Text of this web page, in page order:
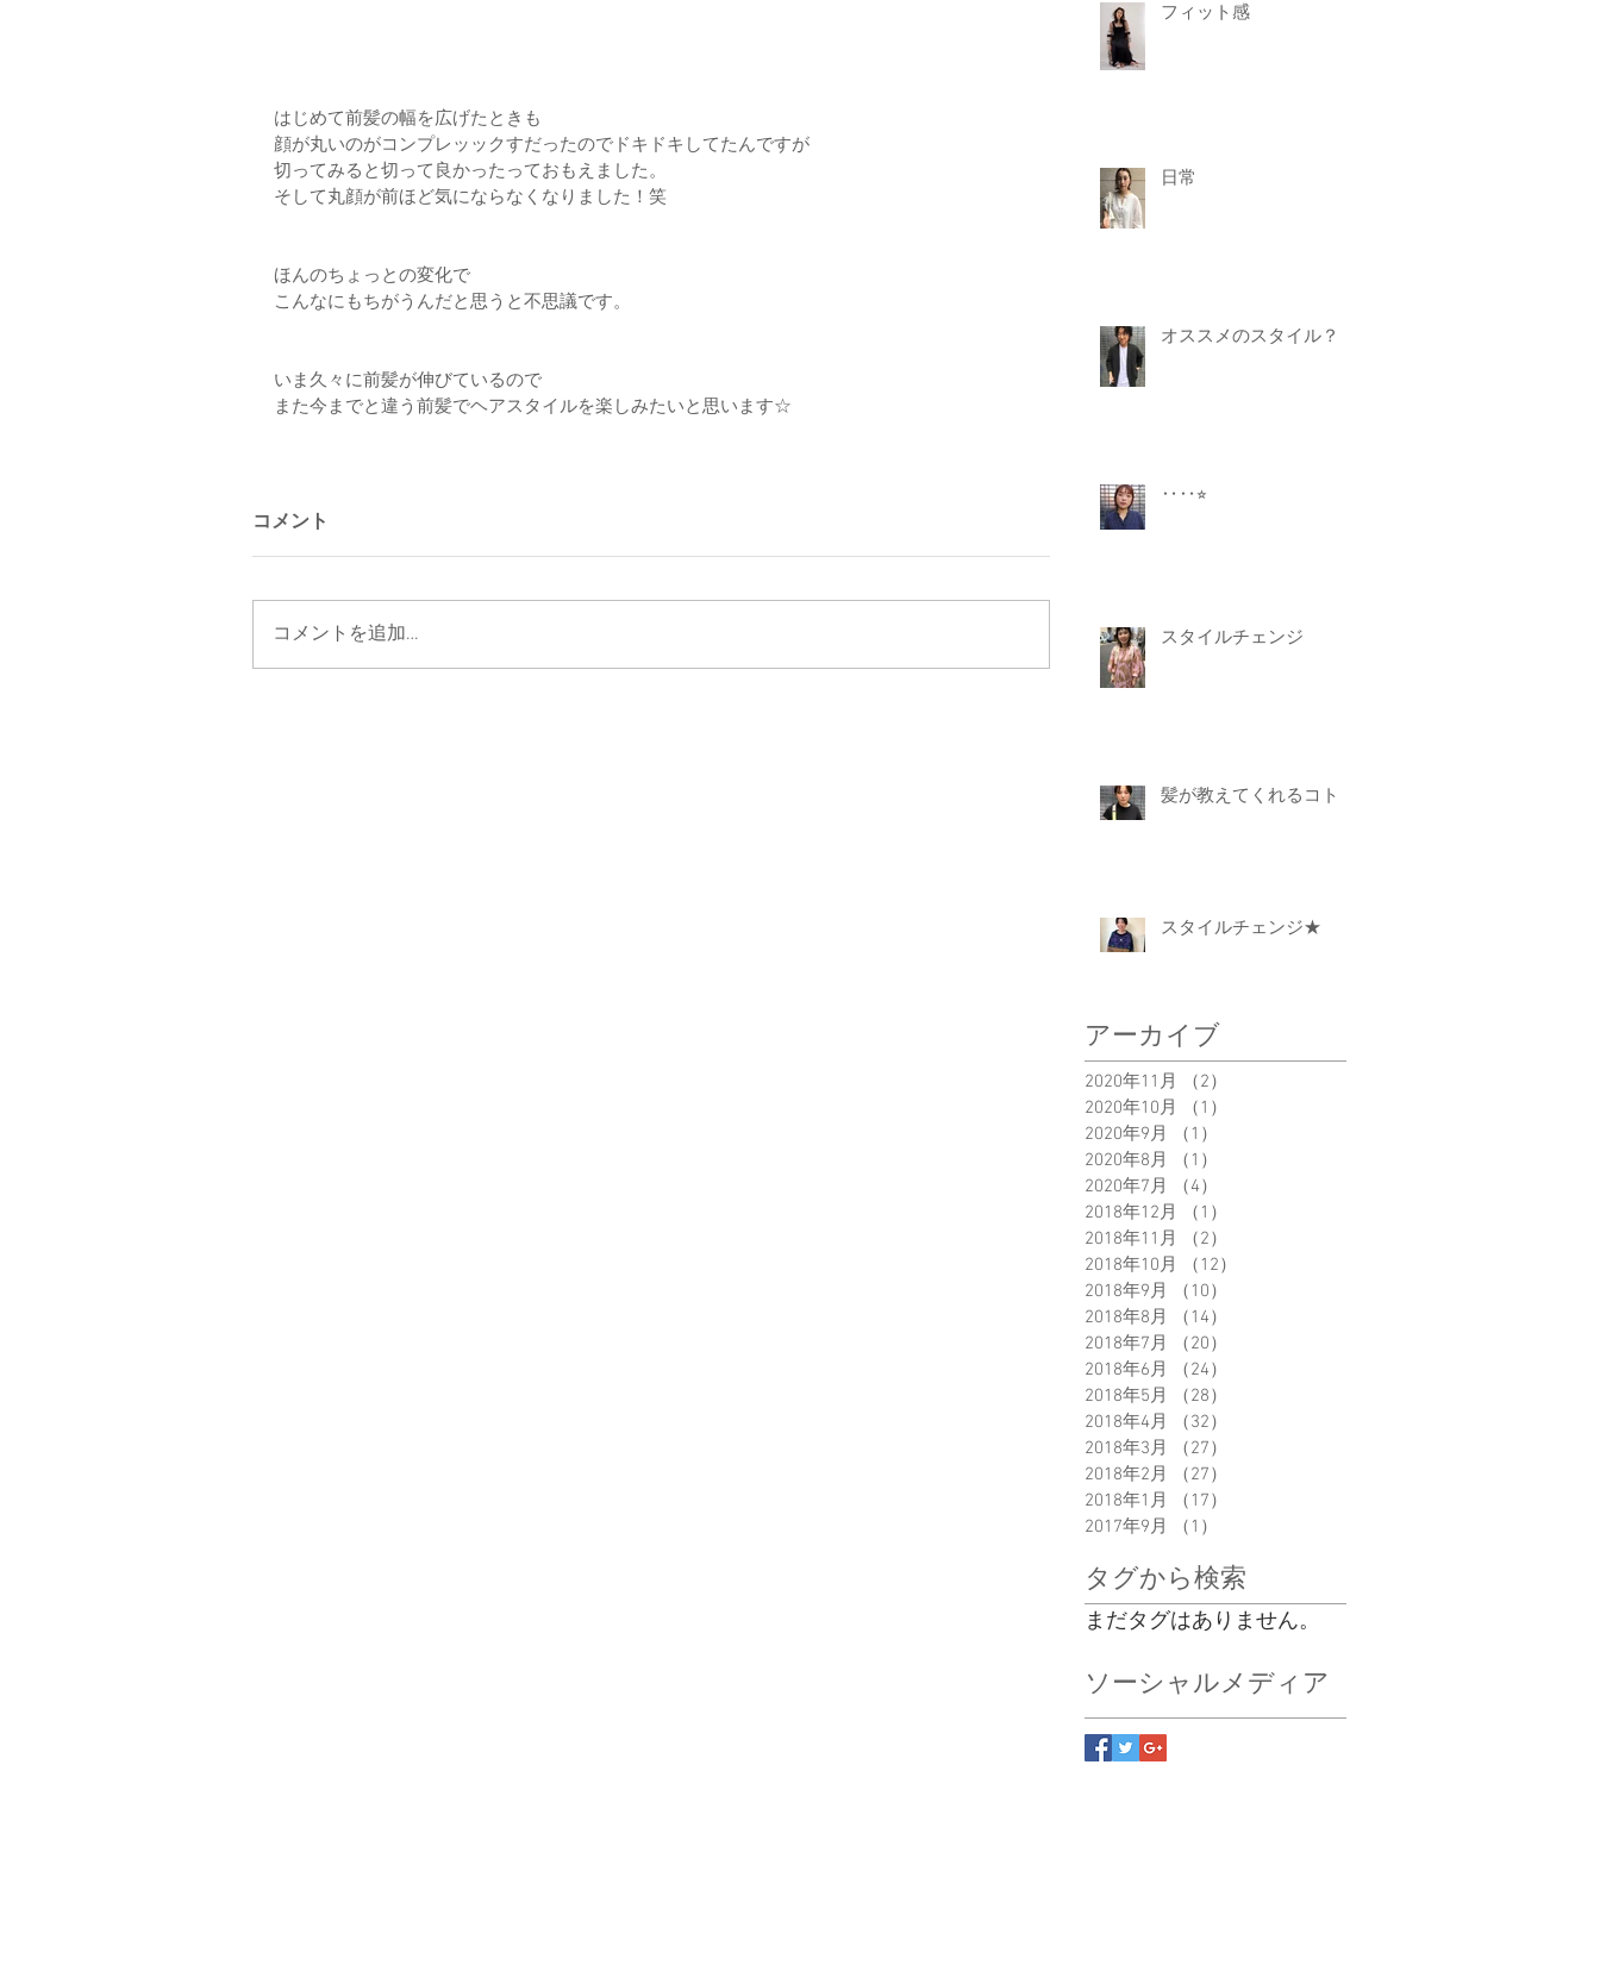
はじめて前髪の幅を広げたときも
顔が丸いのがコンプレッックすだったのでドキドキしてたんですが
切ってみると切って良かったっておもえました。
そして丸顔が前ほど気にならなくなりました！笑
ほんのちょっとの変化で
こんなにもちがうんだと思うと不思議です。
いま久々に前髪が伸びているので
また今までと違う前髪でヘアスタイルを楽しみたいと思います☆
コメント
コメントを追加…
フィット感
日常
オススメのスタイル？
‥‥⭐︎
スタイルチェンジ
髪が教えてくれるコト
スタイルチェンジ★
アーカイブ
2020年11月 （2）
2020年10月
（1）
2020年9月
（1）
2020年8月
（1）
2020年7月
（4）
2018年12月
（1）
2018年11月
（2）
2018年10月
（12）
2018年9月
（10）
2018年8月
（14）
2018年7月
（20）
2018年6月
（24）
2018年5月
（28）
2018年4月
（32）
2018年3月
（27）
2018年2月
（27）
2018年1月
（17）
2017年9月
（1）
タグから検索
まだタグはありません。
ソーシャルメディア